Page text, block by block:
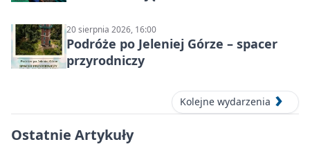
20 sierpnia 2026, 16:00
Podróże po Jeleniej Górze – spacer
przyrodniczy
Kolejne wydarzenia
Ostatnie Artykuły